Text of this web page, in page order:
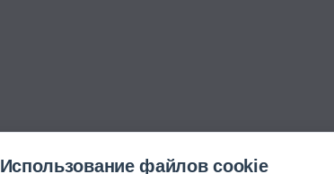
Использование файлов cookie